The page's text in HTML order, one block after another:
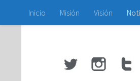
Saltar al contenido
Inicio Misión Visión